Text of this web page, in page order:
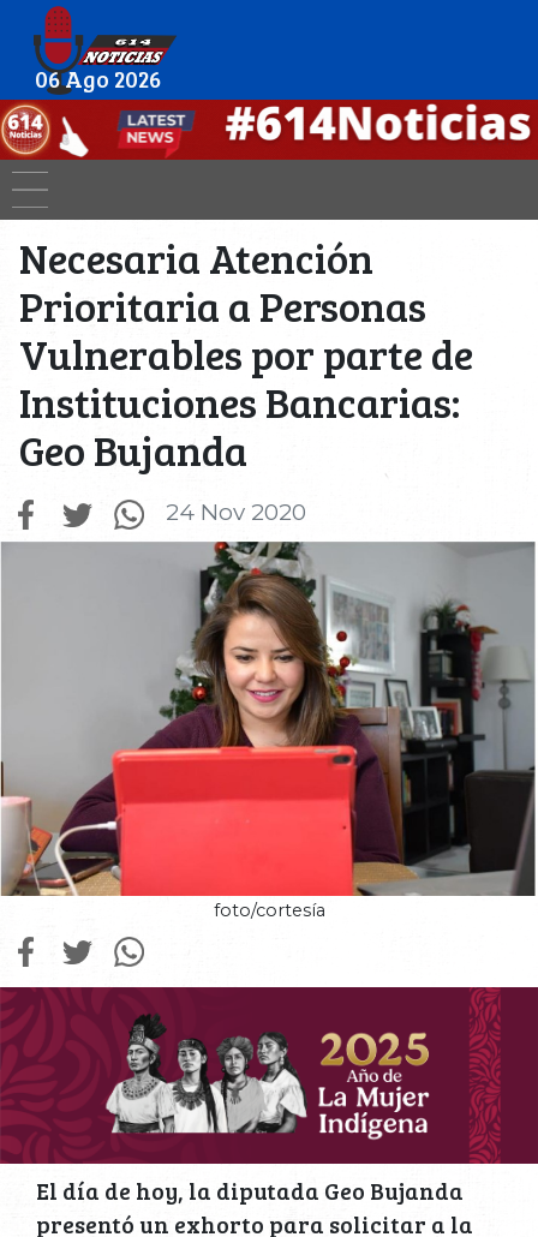
06 Ago 2026
Necesaria Atención
Prioritaria a Personas
Vulnerables por parte de
Instituciones Bancarias:
Geo Bujanda
24 Nov 2020
foto/cortesía
El día de hoy, la diputada Geo Bujanda
presentó un exhorto para solicitar a la